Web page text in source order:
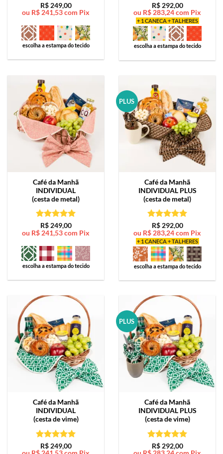
Avaliação5
de 5
R$249,00
ou R$ 241,53com Pix
escolha a estampa do tecido
Avaliação5
de 5
R$292,00
ou R$ 283,24com Pix
+ 1 CANECA + TALHERES
escolha a estampa do tecido
Café da Manhã
INDIVIDUAL
(cesta de metal)
Avaliação5
de 5
R$249,00
ou R$ 241,53com Pix
escolha a estampa do tecido
PLUS
Café da Manhã
INDIVIDUAL PLUS
(cesta de metal)
Avaliação5
de 5
R$292,00
ou R$ 283,24com Pix
+ 1 CANECA + TALHERES
escolha a estampa do tecido
Café da Manhã
INDIVIDUAL
(cesta de vime)
Avaliação5
R$249,00
PLUS
Café da Manhã
INDIVIDUAL PLUS
(cesta de vime)
Avaliação5
R$292,00